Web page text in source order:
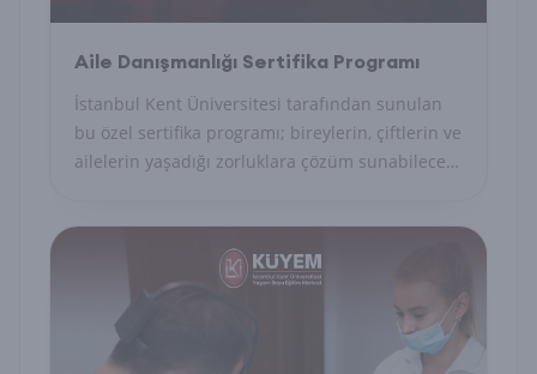
Aile Danışmanlığı Sertifika Programı
İstanbul Kent Üniversitesi tarafından sunulan
bu özel sertifika programı; bireylerin, çiftlerin ve
ailelerin yaşadığı zorluklara çözüm sunabilecek